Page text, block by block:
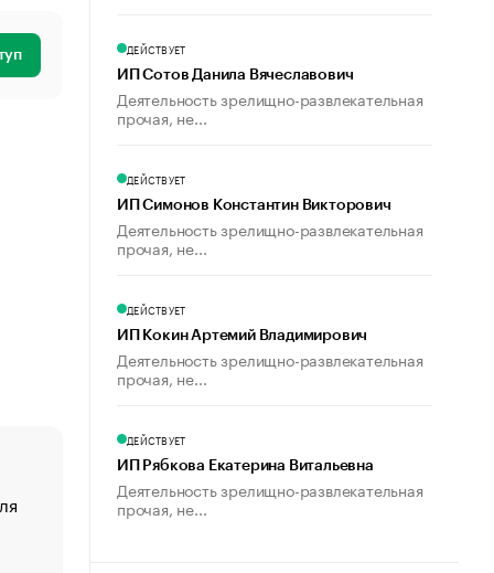
«От спорта тело стареет иначе». Как живет глава
создавшей GTA
ДЕЙСТВУЕТ
ИП Сотов Данила Вячеславович
Деятельность зрелищно-развлекательная
прочая, не...
ДЕЙСТВУЕТ
ИП Симонов Константин Викторович
Деятельность зрелищно-развлекательная
прочая, не...
ДЕЙСТВУЕТ
ИП Кокин Артемий Владимирович
Деятельность зрелищно-развлекательная
прочая, не...
ДЕЙСТВУЕТ
ИП Рябкова Екатерина Витальевна
Деятельность зрелищно-развлекательная
прочая, не...